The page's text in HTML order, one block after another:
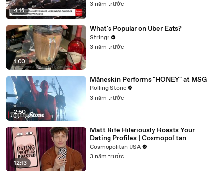
4:16
3 năm trước
1:00
What's Popular on Uber Eats?
Stringr
3 năm trước
2:50
Måneskin Performs "HONEY" at MSG
Rolling Stone
3 năm trước
12:13
Matt Rife Hilariously Roasts Your
Dating Profiles | Cosmopolitan
Cosmopolitan USA
3 năm trước